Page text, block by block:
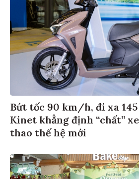
Bứt tốc 90 km/h, đi xa
Kinet khẳng định “chất”
thao thế hệ mới